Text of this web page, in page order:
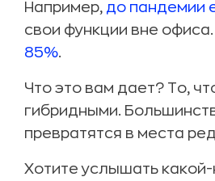
Например, до пандемии
свои функции вне
85%.
Что это вам дает? То,
гибридными.
превратятся в места
Хотите услышать